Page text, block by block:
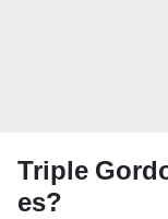
Triple
es?